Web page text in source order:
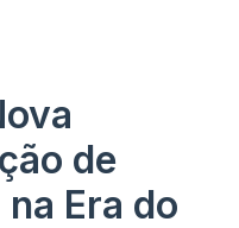
de
Era do